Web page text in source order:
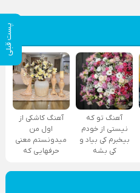
پست قبلی
آهنگ تو که
نیستی از خودم
بیخبرم کی بیاد و
کی بشه
آهنگ کاشکی از
اول من
میدونستم معنی
حرفهایی که